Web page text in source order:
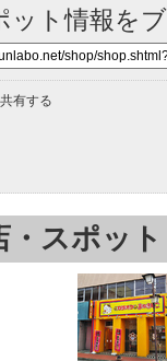
ット情報を
有する
・スポット